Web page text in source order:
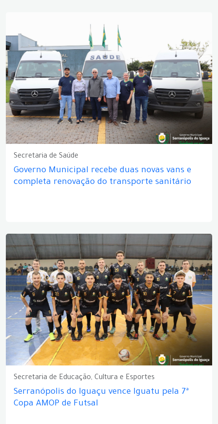
Secretaria de Saúde
Governo Municipal recebe duas novas vans e
completa renovação do transporte sanitário
Secretaria de Educação, Cultura e Esportes
Serranópolis do Iguaçu vence Iguatu pela 7ª
Copa AMOP de Futsal